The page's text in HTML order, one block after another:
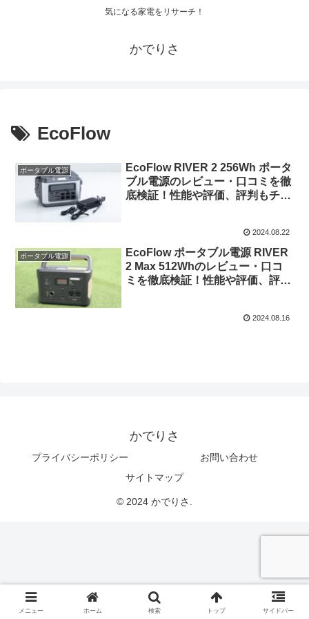
気になる家電をリサーチ！
かでりさ
EcoFlow
ポータブル電源
EcoFlow RIVER 2 256Wh ポータ
ブル電源のレビュー・口コミを徹
底検証！性能や評価、評判もチェ
2024.08.22
ポータブル電源
EcoFlow ポータブル電源 RIVER
2 Max 512Whのレビュー・口コ
ミを徹底検証！性能や評価、評判
2024.08.16
かでりさ
プライバシーポリシー
お問い合わせ
サイトマップ
© 2024 かでりさ.
メニュー ホーム 検索 トップ サイドバー